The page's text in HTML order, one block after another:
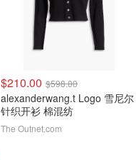
$210.00 $598.00
alexanderwang.t Logo 雪尼尔
针织开衫 棉混纺
The Outnet.com